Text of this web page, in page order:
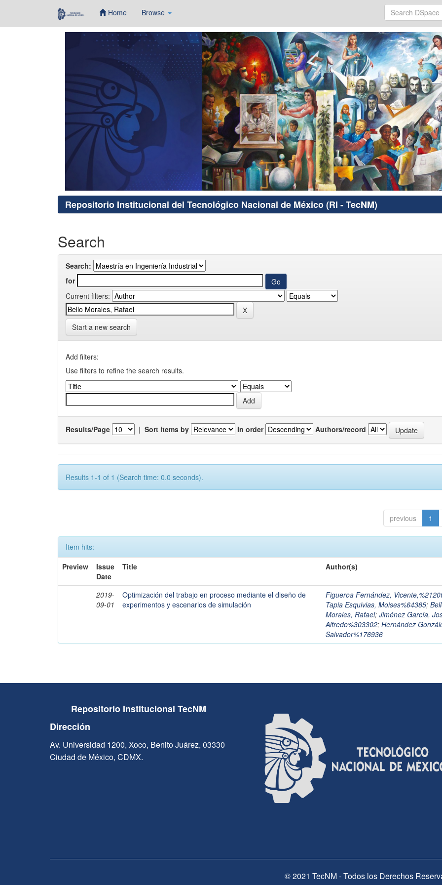
Home Browse
Repositorio Institucional del Tecnológico Nacional de México (RI - TecNM)
Search
Search:
for
Current filters:
Start a new search
Add filters:
Use filters to refine the search results.
Results/Page | Sort items by In order Authors/record
Results 1-1 of 1 (Search time: 0.0 seconds).
previous 1
Item hits:
Preview
Issue
Date
Title Author(s)
2019-
09-01
Optimización del trabajo en proceso mediante el diseño de
experimentos y escenarios de simulación
Figueroa Fernández,
Tapia Esquivias, Moises%64385;
Morales, Rafael; Jiménez García,
Alfredo%303302; Hernández
Salvador%176936
Repositorio Institucional TecNM
Dirección
Av. Universidad 1200, Xoco, Benito Juárez, 03330
Ciudad de México, CDMX.
© 2021 TecNM - Todos los Derechos